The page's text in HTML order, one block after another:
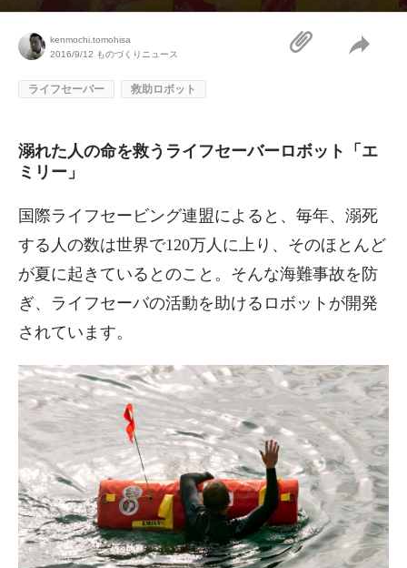
kenmochi.tomohisa
2016/9/12 ものづくりニュース
ライフセーバー 救助ロボット
溺れた人の命を救うライフセーバーロボット「エ
ミリー」
国際ライフセービング連盟によると、毎年、溺死
する人の数は世界で120万人に上り、そのほとんど
が夏に起きているとのこと。そんな海難事故を防
ぎ、ライフセーバの活動を助けるロボットが開発
されています。